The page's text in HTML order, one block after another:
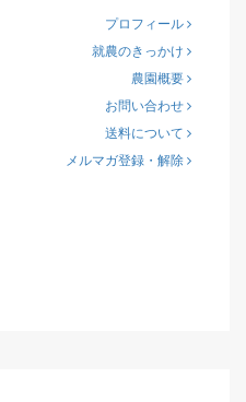
プロフィール
就農のきっかけ
農園概要
お問い合わせ
送料について
メルマガ登録・解除